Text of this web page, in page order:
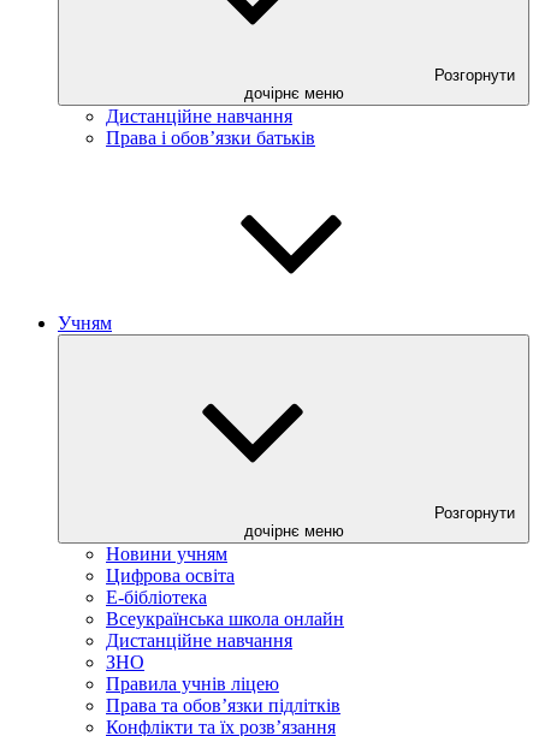
Розгорнути
дочірнє меню
Дистанційне навчання
Права і обов’язки батьків
Учням
Розгорнути
дочірнє меню
Новини учням
Цифрова освіта
E-бібліотека
Всеукраїнська школа онлайн
Дистанційне навчання
ЗНО
Правила учнів ліцею
Права та обов’язки підлітків
Конфлікти та їх розв’язання